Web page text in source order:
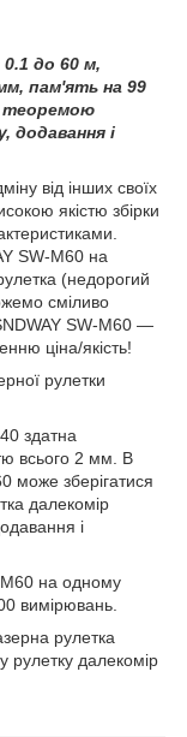
0.1 до 60 м,
пам'ять на 99
теоремою
додавання і
від інших своїх
якістю збірки
SW-M60 на
(недорогий
сміливо
SW-M60 —
ціна/якість!
рулетки
здатна
всього 2 мм. В
може зберігатися
далекомір
і
M60 на одному
вимірювань.
рулетка
рулетку далекомір